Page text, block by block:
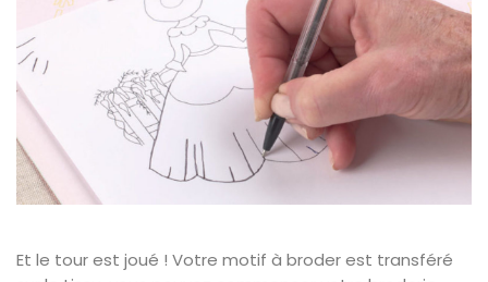
Et le tour est joué ! Votre motif à broder est transféré